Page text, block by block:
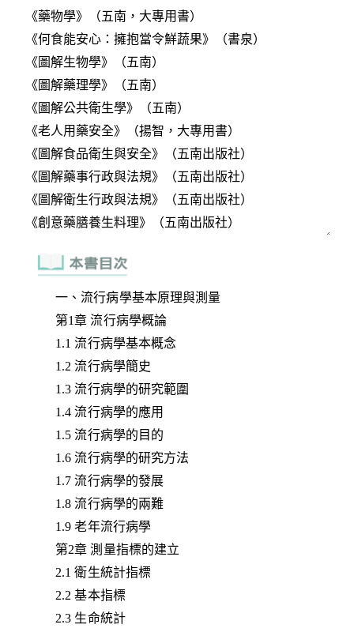
一、流行病學基本原理與測量
第1章 流行病學概論
1.1 流行病學基本概念
1.2 流行病學簡史
1.3 流行病學的研究範圍
1.4 流行病學的應用
1.5 流行病學的目的
1.6 流行病學的研究方法
1.7 流行病學的發展
1.8 流行病學的兩難
1.9 老年流行病學
第2章 測量指標的建立
2.1 衛生統計指標
2.2 基本指標
2.3 生命統計